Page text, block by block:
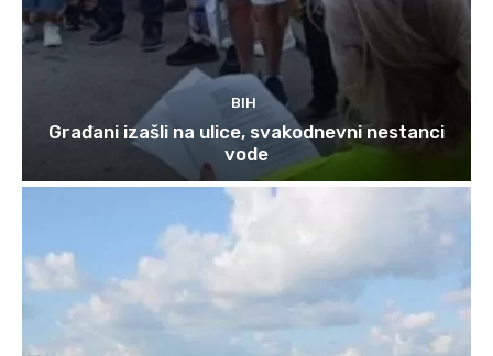
BIH
Građani izašli na ulice, svakodnevni nestanci
vode